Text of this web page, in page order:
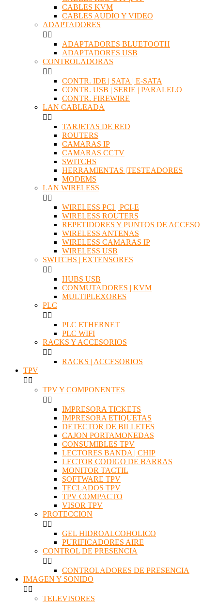
CABLES KVM
CABLES AUDIO Y VIDEO
ADAPTADORES
 
ADAPTADORES BLUETOOTH
ADAPTADORES USB
CONTROLADORAS
 
CONTR. IDE | SATA | E-SATA
CONTR. USB | SERIE | PARALELO
CONTR. FIREWIRE
LAN CABLEADA
 
TARJETAS DE RED
ROUTERS
CAMARAS IP
CAMARAS CCTV
SWITCHS
HERRAMIENTAS |TESTEADORES
MODEMS
LAN WIRELESS
 
WIRELESS PCI | PCI-E
WIRELESS ROUTERS
REPETIDORES Y PUNTOS DE ACCESO
WIRELESS ANTENAS
WIRELESS CAMARAS IP
WIRELESS USB
SWITCHS | EXTENSORES
 
HUBS USB
CONMUTADORES | KVM
MULTIPLEXORES
PLC
 
PLC ETHERNET
PLC WIFI
RACKS Y ACCESORIOS
 
RACKS | ACCESORIOS
TPV
 
TPV Y COMPONENTES
 
IMPRESORA TICKETS
IMPRESORA ETIQUETAS
DETECTOR DE BILLETES
CAJON PORTAMONEDAS
CONSUMIBLES TPV
LECTORES BANDA | CHIP
LECTOR CODIGO DE BARRAS
MONITOR TACTIL
SOFTWARE TPV
TECLADOS TPV
TPV COMPACTO
VISOR TPV
PROTECCION
 
GEL HIDROALCOHOLICO
PURIFICADORES AIRE
CONTROL DE PRESENCIA
 
CONTROLADORES DE PRESENCIA
IMAGEN Y SONIDO
 
TELEVISORES